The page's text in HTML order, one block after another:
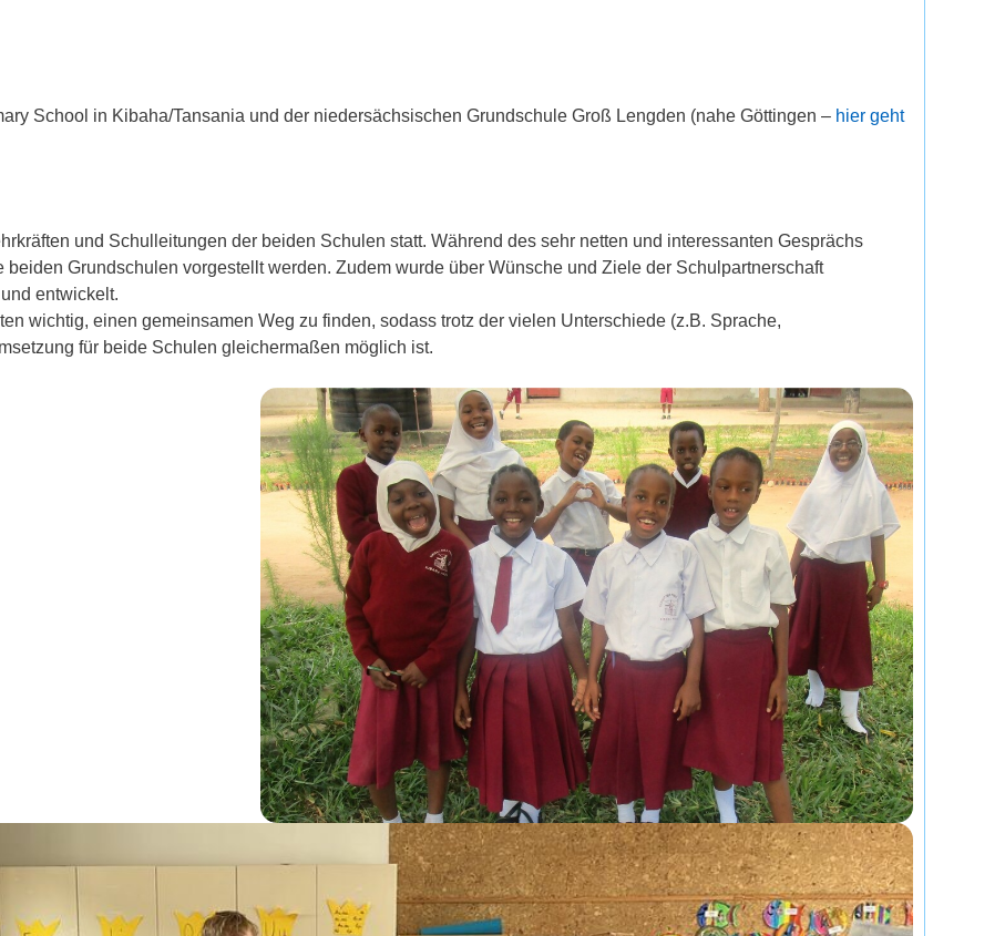
School in Kibaha/Tansania und der niedersächsischen Grundschule Groß Lengden (nahe Göttingen – hier geht
und Schulleitungen der beiden Schulen statt. Während des sehr netten und interessanten Gesprächs
Grundschulen vorgestellt werden. Zudem wurde über Wünsche und Ziele der Schulpartnerschaft
entwickelt.
wichtig, einen gemeinsamen Weg zu finden, sodass trotz der vielen Unterschiede (z.B. Sprache,
für beide Schulen gleichermaßen möglich ist.